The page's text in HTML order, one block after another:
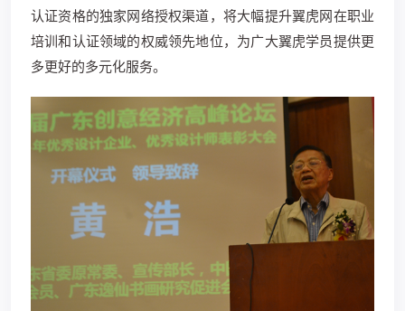
认证资格的独家网络授权渠道，将大幅提升翼虎网在职业
培训和认证领域的权威领先地位，为广大翼虎学员提供更
多更好的多元化服务。